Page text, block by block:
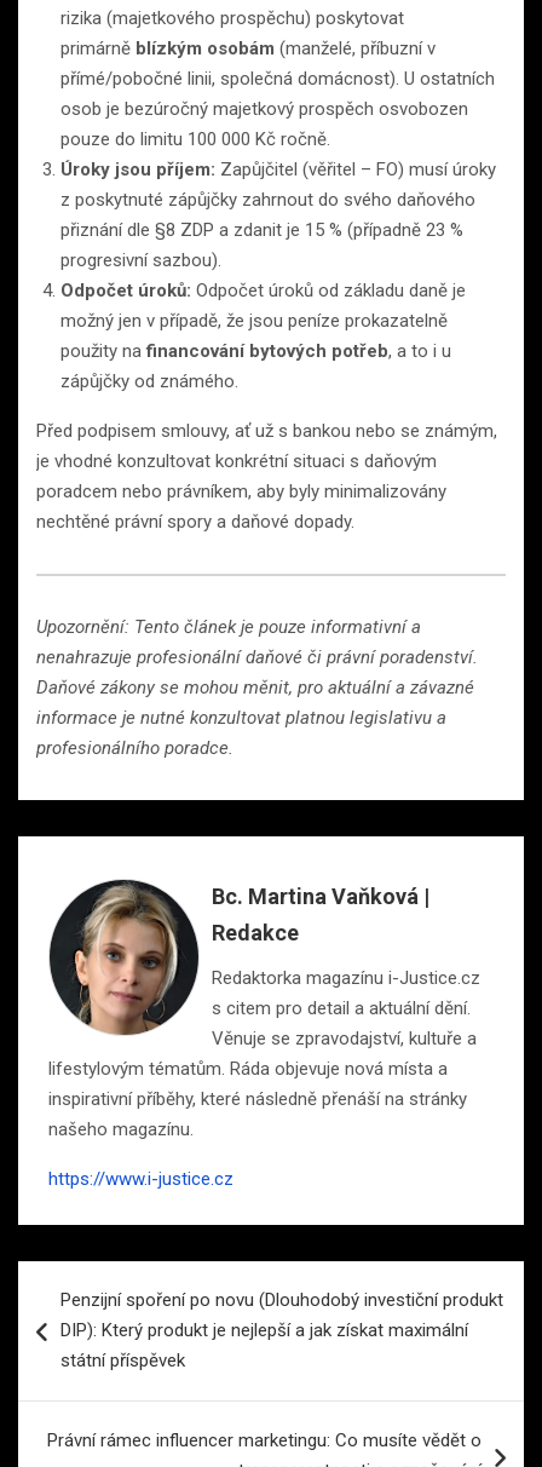
rizika (majetkového prospěchu) poskytovat
primárně blízkým osobám (manželé, příbuzní v
přímé/pobočné linii, společná domácnost). U ostatních
osob je bezúročný majetkový prospěch osvobozen
pouze do limitu 100 000 Kč ročně.
Úroky jsou příjem: Zapůjčitel (věřitel – FO) musí úroky
z poskytnuté zápůjčky zahrnout do svého daňového
přiznání dle §8 ZDP a zdanit je 15 % (případně 23 %
progresivní sazbou).
Odpočet úroků: Odpočet úroků od základu daně je
možný jen v případě, že jsou peníze prokazatelně
použity nafinancování bytových potřeb, a to i u
zápůjčky od známého.
Před podpisem smlouvy, ať už s bankou nebo se známým,
je vhodné konzultovat konkrétní situaci s daňovým
poradcem nebo právníkem, aby byly minimalizovány
nechtěné právní spory a daňové dopady.
Upozornění: Tento článek je pouze informativní a
nenahrazuje profesionální daňové či právní poradenství.
Daňové zákony se mohou měnit, pro aktuální a závazné
informace je nutné konzultovat platnou legislativu a
profesionálního poradce.
Bc. Martina Vaňková |
Redakce
Redaktorka magazínu i-Justice.cz
s citem pro detail a aktuální dění.
Věnuje se zpravodajství, kultuře a
lifestylovým tématům. Ráda objevuje nová místa a
inspirativní příběhy, které následně přenáší na stránky
našeho magazínu.
https://www.i-justice.cz
pro
příspěvek
Penzijní spoření po novu (Dlouhodobý investiční produkt
DIP): Který produkt je nejlepší a jak získat maximální
státní příspěvek
Právní rámec influencer marketingu: Co musíte vědět o